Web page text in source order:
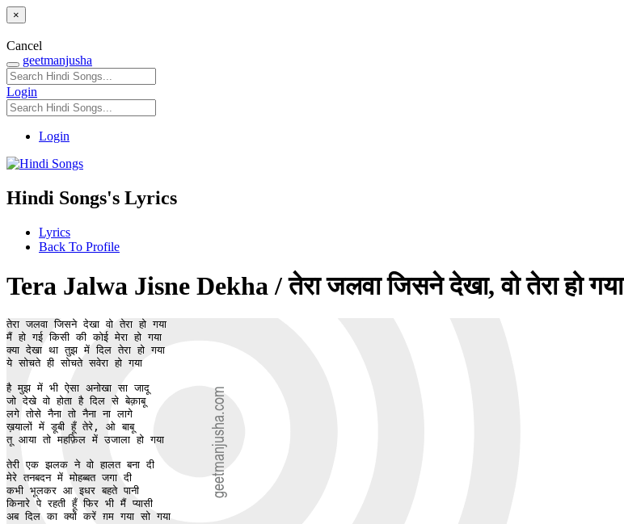
×
Cancel
geetmanjusha
Login
Login
Hindi Songs's Lyrics
Lyrics
Back To Profile
Tera Jalwa Jisne Dekha / तेरा जलवा जिसने देखा, वो तेरा हो गया
तेरा जलवा जिसने देखा वो तेरा हो गया
मैं हो गई किसी की कोई मेरा हो गया
क्या देखा था तुझ में दिल तेरा हो गया
ये सोचते ही सोचते सवेरा हो गया
है मुझ में भी ऐसा अनोखा सा जादू
जो देखे वो होता है दिल से बेक़ाबू
लगे तोसे नैना तो नैना ना लागे
ख़यालों में डूबी हूँ तेरे, ओ बाबू
तू आया तो महफ़िल में उजाला हो गया
तेरी एक झलक ने वो हालत बना दी
मेरे तनबदन में मोहब्बत जगा दी
कभी भूलकर आ इधर बहते पानी
किनारे पे रहती हूँ फिर भी मैं प्यासी
अब दिल का क्यों करें ग़म गया सो गया